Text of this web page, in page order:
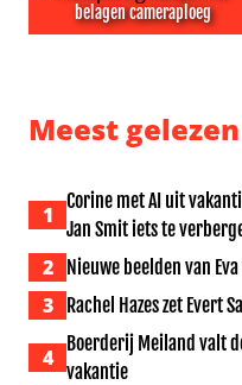
belagen cameraploeg
Meest gelezen
1
Corine met AI uit
Jan Smit iets te
2 Nieuwe beelden van
3 Rachel Hazes zet Evert
4
Boerderij Meiland valt
vakantie